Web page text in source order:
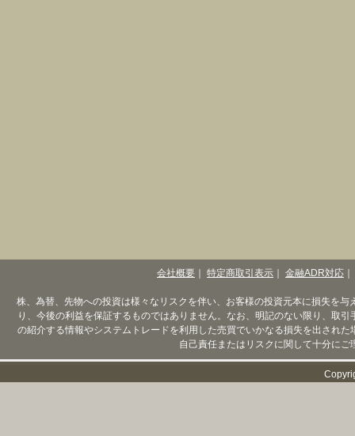
会社概要 特定商取引表示 金融ADR対応
株、為替、先物への投資は様々なリスクを伴い、お客様の投資元本に損失を
り、今後の利益を保証するものではありません。なお、明記のない限り、取
の紹介する情報やシステムトレードを利用した売買でいかなる損失を出され
自己責任またはリスクに関して十分に